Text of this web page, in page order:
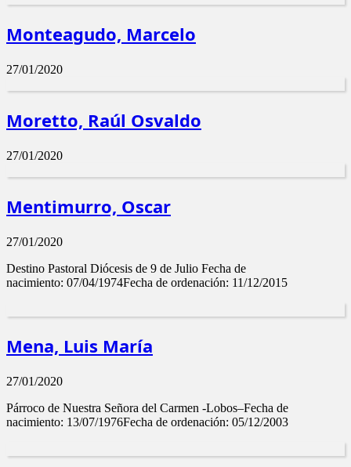
Monteagudo, Marcelo
27/01/2020
Moretto, Raúl Osvaldo
27/01/2020
Mentimurro, Oscar
27/01/2020
Destino Pastoral Diócesis de 9 de Julio Fecha de
nacimiento: 07/04/1974Fecha de ordenación: 11/12/2015
Mena, Luis María
27/01/2020
Párroco de Nuestra Señora del Carmen -Lobos–Fecha de
nacimiento: 13/07/1976Fecha de ordenación: 05/12/2003